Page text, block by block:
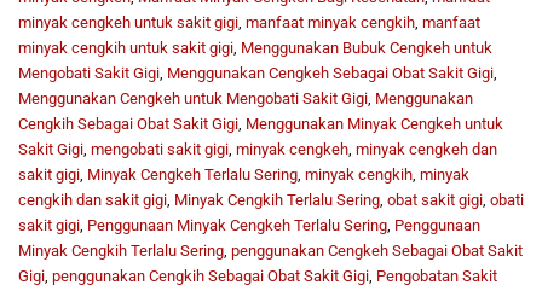
minyak cengkeh untuk sakit gigi, manfaat minyak cengkih, manfaat
minyak cengkih untuk sakit gigi, Menggunakan Bubuk Cengkeh untuk
Mengobati Sakit Gigi, Menggunakan Cengkeh Sebagai Obat Sakit Gigi,
Menggunakan Cengkeh untuk Mengobati Sakit Gigi, Menggunakan
Cengkih Sebagai Obat Sakit Gigi, Menggunakan Minyak Cengkeh untuk
Sakit Gigi, mengobati sakit gigi, minyak cengkeh, minyak cengkeh dan
sakit gigi, Minyak Cengkeh Terlalu Sering, minyak cengkih, minyak
cengkih dan sakit gigi, Minyak Cengkih Terlalu Sering, obat sakit gigi, obati
sakit gigi, Penggunaan Minyak Cengkeh Terlalu Sering, Penggunaan
Minyak Cengkih Terlalu Sering, penggunakan Cengkeh Sebagai Obat Sakit
Gigi, penggunakan Cengkih Sebagai Obat Sakit Gigi, Pengobatan Sakit